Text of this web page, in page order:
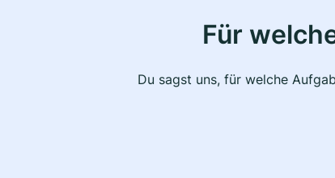
Für
Du sagst uns, für welche